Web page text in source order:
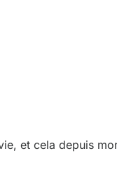
et cela depuis